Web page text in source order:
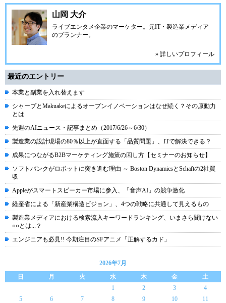
山岡 大介
ライブエンタメ企業のマーケター。元IT・製造業メディア
のプランナー。
» 詳しいプロフィール
最近のエントリー
本業と副業を入れ替えます
シャープとMakuakeによるオープンイノベーションはなぜ続く？その原動力
とは
先週のAIニュース・記事まとめ（2017/6/26～6/30）
製造業の設計現場の80％以上が直面する「品質問題」、ITで解決できる？
成果につながるB2Bマーケティング施策の回し方【セミナーのお知らせ】
ソフトバンクがロボットに突き進む理由 ～ Boston DynamicsとSchaftの2社買
収
Appleがスマートスピーカー市場に参入、「音声AI」の競争激化
経産省による「新産業構造ビジョン」、4つの戦略に共通して見えるもの
製造業メディアにおける検索流入キーワードランキング、いまさら聞けない
○○とは...？
エンジニアも必見!! 今期注目のSFアニメ「正解するカド」
2026年7月
日
月 火 水 木 金
土
1
2 3
4
5
6 7 8 9 10
11